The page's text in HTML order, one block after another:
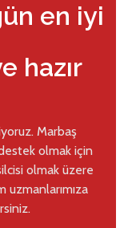
en iyi
hazır
Marbaş
destek olmak için
olmak üzere
uzmanlarımıza